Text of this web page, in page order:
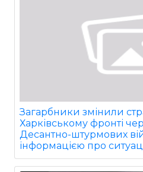
Загарбники змінили
Харківському фронті
Десантно-штурмових
інформацією про